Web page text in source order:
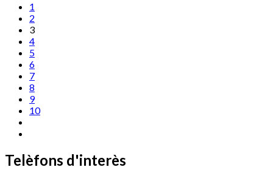
1
2
3
4
5
6
7
8
9
10
Telèfons d'interès